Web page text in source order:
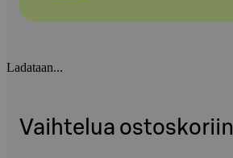
Ladataan...
Vaihtelua ostoskoriin